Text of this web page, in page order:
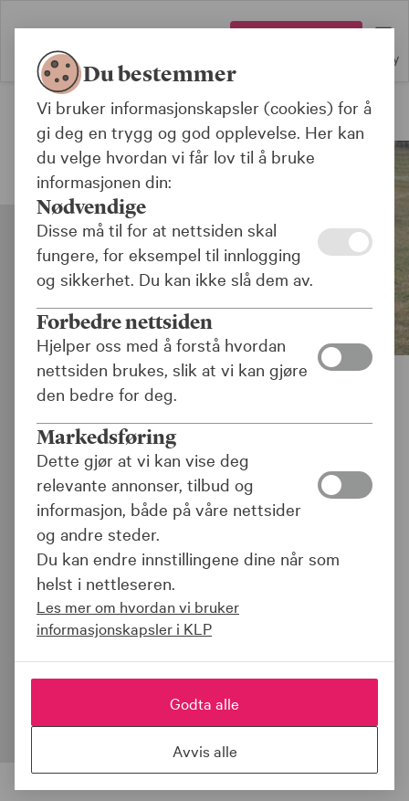
Meny
Grønne lån
Klimavennlig
kunstgress
Ta et grep for miljøet neste gang dere
skal lage ny kunstgressbane. Hos oss kan
dere låne til innendørs eller utendørs
klimavennlig kunstgressbane. Dette
omfatter nye anlegg som ikke benytter
plast som banefyll.
Du bestemmer
Vi bruker informasjonskapsler (cookies) for å
gi deg en trygg og god opplevelse. Her kan
du velge hvordan vi får lov til å bruke
informasjonen din:
Nødvendige
Disse må til for at nettsiden skal
fungere, for eksempel til innlogging
og sikkerhet. Du kan ikke slå dem av.
Forbedre nettsiden
Hjelper oss med å forstå hvordan
nettsiden brukes, slik at vi kan gjøre
den bedre for deg.
Markedsføring
Dette gjør at vi kan vise deg
relevante annonser, tilbud og
informasjon, både på våre nettsider
og andre steder.
Du kan endre innstillingene dine når som
helst i nettleseren.
Les mer om hvordan vi bruker
informasjonskapsler i KLP
Godta alle
Avvis alle